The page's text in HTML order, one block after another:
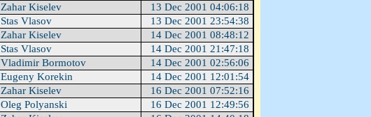
Zahar Kiselev
13 Dec 2001 04:06:18
Stas Vlasov
13 Dec 2001 23:54:38
Zahar Kiselev
14 Dec 2001 08:48:12
Stas Vlasov
14 Dec 2001 21:47:18
Vladimir Bormotov
14 Dec 2001 02:56:06
Eugeny Korekin
14 Dec 2001 12:01:54
Zahar Kiselev
16 Dec 2001 07:52:16
Oleg Polyanski
16 Dec 2001 12:49:56